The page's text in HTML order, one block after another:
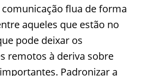
flua de forma
aqueles que estão no
pode deixar os
remotos à deriva sobre
Padronizar a